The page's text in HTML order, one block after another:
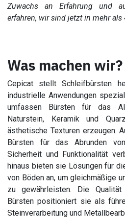
Zuwachs an Erfahrung und
erfahren, wir sind jetzt in mehr als
Was machen wir?
Cepicat stellt Schleifbürsten
industrielle Anwendungen
umfassen Bürsten für das
Naturstein, Keramik und
ästhetische Texturen erzeugen.
Bürsten für das Abrunden
Sicherheit und Funktionalität
hinaus bieten sie Lösungen für
von Böden an, um gleichmäßige
zu gewährleisten. Die
Bürsten positioniert sie als
Steinverarbeitung und